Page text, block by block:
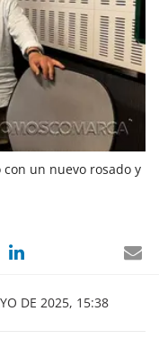
con un nuevo rosado y
DE 2025, 15:38